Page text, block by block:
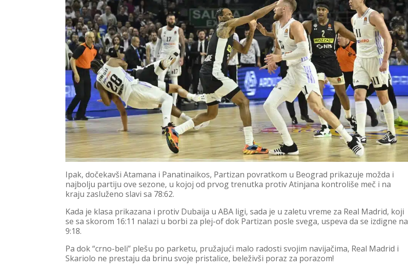
Ipak, dočekavši Atamana i Panatinaikos, Partizan povratkom u Beograd prikazuje možda i
najbolju partiju ove sezone, u kojoj od prvog trenutka protiv Atinjana kontroliše meč i na
kraju zasluženo slavi sa 78:62.
Kada je klasa prikazana i protiv Dubaija u ABA ligi, sada je u zaletu vreme za Real Madrid, koji
se sa skorom 16:11 nalazi u borbi za plej-of dok Partizan posle svega, uspeva da se izdigne na
9:18.
Pa dok “crno-beli” plešu po parketu, pružajući malo radosti svojim navijačima, Real Madrid i
Skariolo ne prestaju da brinu svoje pristalice, beleživši poraz za porazom!